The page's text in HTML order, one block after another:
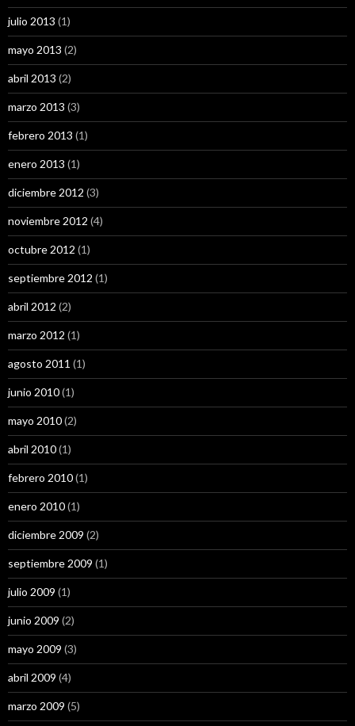
julio 2013 (1)
mayo 2013 (2)
abril 2013 (2)
marzo 2013 (3)
febrero 2013 (1)
enero 2013 (1)
diciembre 2012 (3)
noviembre 2012 (4)
octubre 2012 (1)
septiembre 2012 (1)
abril 2012 (2)
marzo 2012 (1)
agosto 2011 (1)
junio 2010(1)
mayo 2010(2)
abril 2010(1)
febrero 2010(1)
enero 2010(1)
diciembre 2009 (2)
septiembre 2009 (1)
julio 2009 (1)
junio 2009 (2)
mayo 2009 (3)
abril 2009 (4)
marzo 2009 (5)